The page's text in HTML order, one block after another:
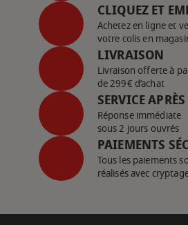
CLIQUEZ ET
Achetez en ligne et
votre colis en
LIVRAISON
Livraison offerte à
de 299€ d’achat
SERVICE
Réponse immédiate
sous 2 jours ouvrés
PAIEMENTS
Tous les paiements
réalisés avec